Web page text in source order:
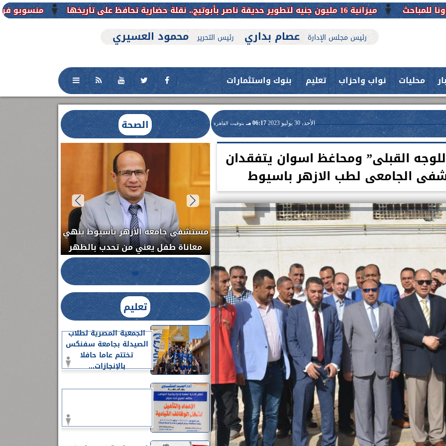
منسوبو فرع جامعة الأزهر للوجه
رئيس مجلس الإدارة عصام بداري رئيس التحرير محمود العسيري
محليات نواب واحزاب تعليم بنوك واستثمارات
الأحد، 30 يوليو 2023 06:17 مـ بتوقيت القاهرة
القبلى” ومحاغظ اسوان يتفقدان
الجامعى لطب الازهر باسيوط
الصحة
العلاج الحر بمنفلوط بالتعاون مع هيئة
الدواء المصرية يشن حملة رقابية مكبرة
لضبط المنشآت الطبية المخالفة.....
حدث بمستشفيات جامعة اسيوط....
فريق طبي بقسم الأنف والأذن
والحنجرة ينجح في استئصال ورم خبيث
اعلن الدكتور طارق على ، القائم بأعمال
رئيس جامعة بني سويف نجاحاً طبياً
جديد بمستشفيات الجامعة
تعليم
الجمعية المصرية لطلاب
الصيدلة بجامعة سفنكس
تختتم عاما حافلا
بالإنجازات...